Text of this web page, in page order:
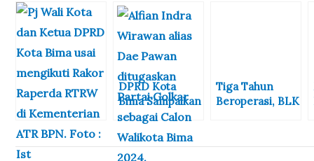
DPRD Kota
Bima Sampaikan
Laporan
Pembahasan
RAPBD Tahun
Tiga Tahun
Beroperasi, BLK